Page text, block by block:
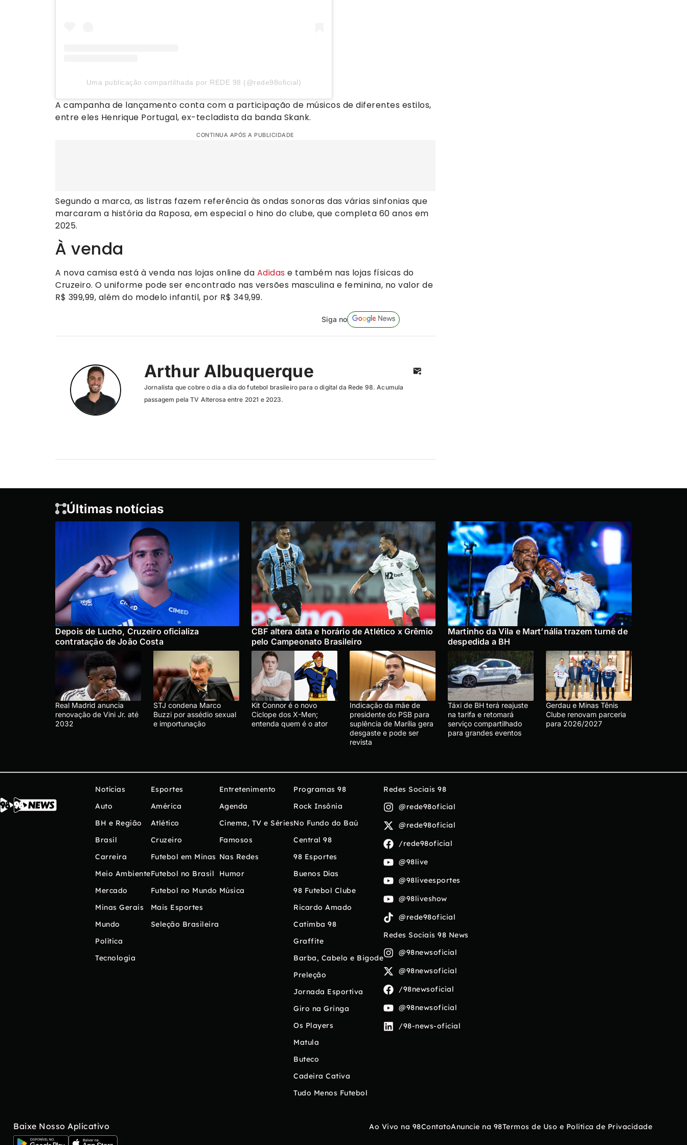
Uma publicação compartilhada por REDE 98 (@rede98oficial)
A campanha de lançamento conta com a participação de músicos de diferentes estilos,
entre eles Henrique Portugal, ex-tecladista da banda Skank.
CONTINUA APÓS A PUBLICIDADE
Segundo a marca, as listras fazem referência às ondas sonoras das várias sinfonias que
marcaram a história da Raposa, em especial o hino do clube, que completa 60 anos em
2025.
À venda
A nova camisa está à venda nas lojas online da Adidas e também nas lojas físicas do
Cruzeiro. O uniforme pode ser encontrado nas versões masculina e feminina, no valor de
R$ 399,99, além do modelo infantil, por R$ 349,99.
Siga no
Arthur Albuquerque
Jornalista que cobre o dia a dia do futebol brasileiro para o digital da Rede 98. Acumula
passagem pela TV Alterosa entre 2021 e 2023.
Últimas notícias
Depois de Lucho, Cruzeiro oficializa
contratação de João Costa
CBF altera data e horário de Atlético x Grêmio
pelo Campeonato Brasileiro
Martinho da Vila e Mart’nália trazem turnê de
despedida a BH
Real Madrid anuncia
renovação de Vini Jr. até
2032
STJ condena Marco
Buzzi por assédio sexual
e importunação
Kit Connor é o novo
Ciclope dos X-Men;
entenda quem é o ator
Indicação da mãe de
presidente do PSB para
suplência de Marília gera
desgaste e pode ser
revista
Táxi de BH terá reajuste
na tarifa e retomará
serviço compartilhado
para grandes eventos
Gerdau e Minas Tênis
Clube renovam parceria
para 2026/2027
Notícias
Auto
BH e Região
Brasil
Carreira
Meio Ambiente
Mercado
Minas Gerais
Mundo
Política
Tecnologia
Esportes
América
Atlético
Cruzeiro
Futebol em Minas
Futebol no Brasil
Futebol no Mundo
Mais Esportes
Seleção Brasileira
Entretenimento
Agenda
Cinema, TV e Séries
Famosos
Nas Redes
Humor
Música
Programas 98
Rock Insônia
No Fundo do Baú
Central 98
98 Esportes
Buenos Días
98 Futebol Clube
Ricardo Amado
Catimba 98
Graffite
Barba, Cabelo e Bigode
Preleção
Jornada Esportiva
Giro na Gringa
Os Players
Matula
Buteco
Cadeira Cativa
Tudo Menos Futebol
Redes Sociais 98
@rede98oficial
@rede98oficial
/rede98oficial
@98live
@98liveesportes
@98liveshow
@rede98oficial
Redes Sociais 98 News
@98newsoficial
@98newsoficial
/98newsoficial
@98newsoficial
/98-news-oficial
Baixe Nosso Aplicativo Ao Vivo na 98ContatoAnuncie na 98Termos de Uso e Política de Privacidade